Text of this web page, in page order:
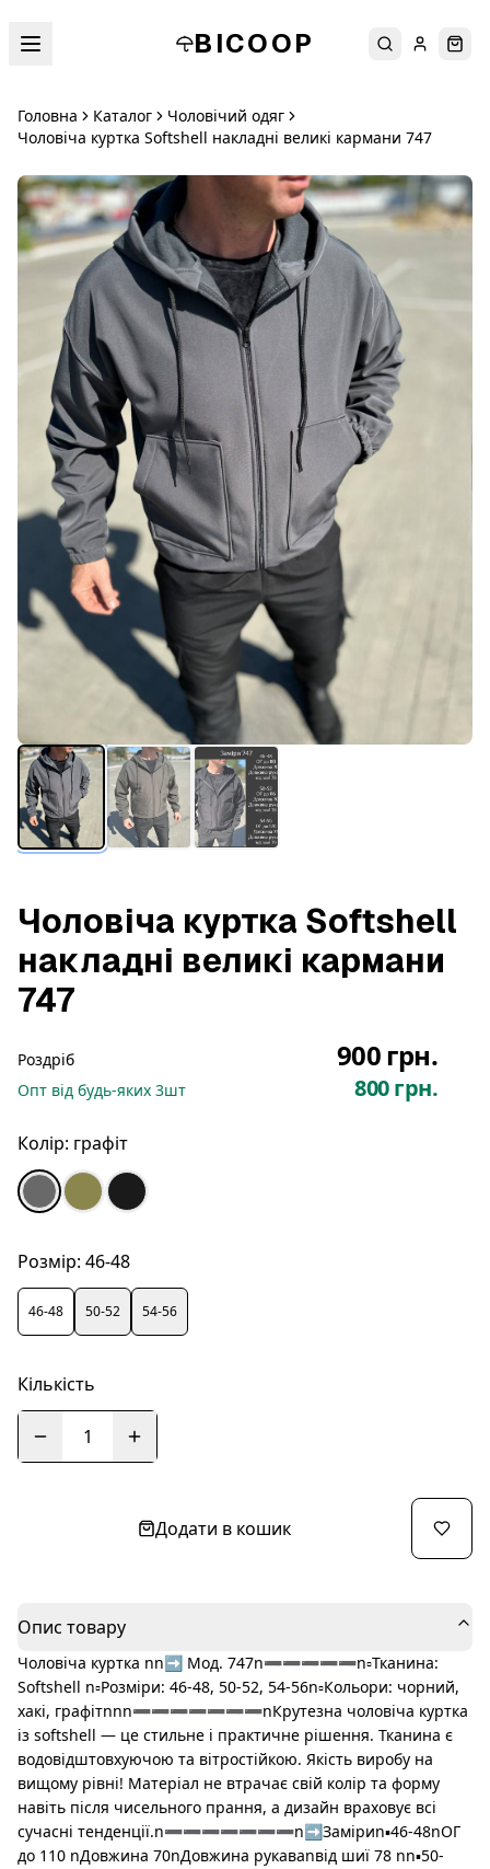
BICOOP ПошукУвійти
Головна Каталог
Чоловічий одяг
Чоловіча куртка Softshell накладні великі кармани 747
Чоловіча куртка Softshell
накладні великі кармани
747
Роздріб 900 грн.
Опт від будь-яких 3шт 800 грн.
Колір: графіт
Розмір: 46-48
46-48 50-52 54-56
Кількість
1
Додати в кошик
Опис товару
Чоловіча куртка nn➡️ Мод. 747n➖➖➖➖➖n▫️Тканина:
Softshell n▫️Розміри: 46-48, 50-52, 54-56n▫️Кольори: чорний,
хакі, графітnnn➖➖➖➖➖➖➖nКрутезна чоловіча куртка
із softshell — це стильне і практичне рішення. Тканина є
водовідштовхуючою та вітростійкою. Якість виробу на
вищому рівні! Матеріал не втрачає свій колір та форму
навіть після чисельного прання, а дизайн враховує всі
сучасні тенденції.n➖➖➖➖➖➖➖n➡️Заміриn▪️46-48nОГ
до 110 nДовжина 70nДовжина рукаваnвід шиї 78 nn▪️50-